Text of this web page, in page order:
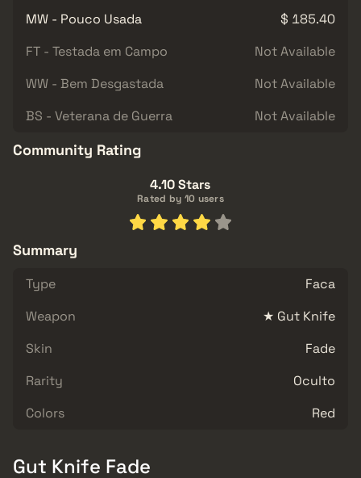
MW - Pouco Usada
$ 185.40
FT - Testada em Campo
Not Available
WW - Bem Desgastada
Not Available
BS - Veterana de Guerra
Not Available
Community Rating
4.10 Stars
Rated by 10 users
Summary
Type
Faca
Weapon
★ Gut Knife
Skin
Fade
Rarity
Oculto
Colors
Red
Gut Knife Fade